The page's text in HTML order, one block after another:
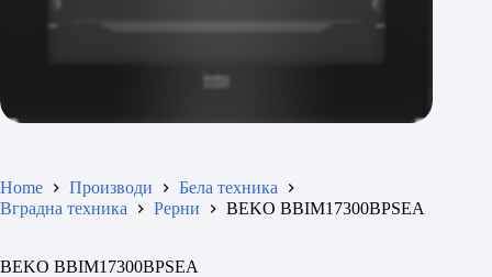
Home Производи
Бела техника
Вградна техника
Рерни BEKO BBIM17300BPSEA
BEKO BBIM17300BPSEA